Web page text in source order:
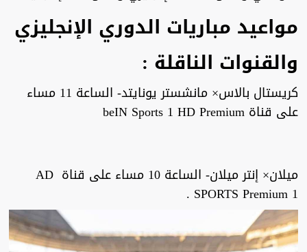
مواعيد مباريات الدوري الإنجليزي
والقنوات الناقلة :
كريستال بالاس× مانشستر يونايتد- الساعة 11 مساء
على قناة beIN Sports 1 HD Premium
ميلان× إنتر ميلان- الساعة 10 مساء على قناة AD
SPORTS Premium 1 .